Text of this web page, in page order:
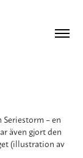
– en
även gjort den
(illustration av